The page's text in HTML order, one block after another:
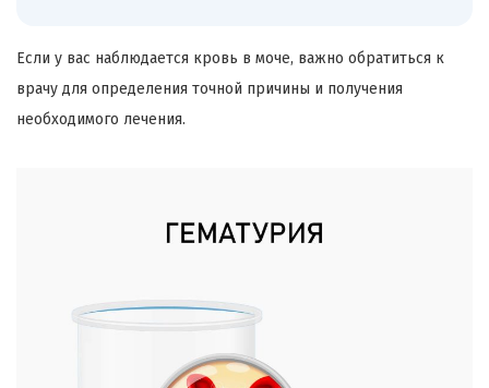
Если у вас наблюдается кровь в моче, важно обратиться к
врачу для определения точной причины и получения
необходимого лечения.